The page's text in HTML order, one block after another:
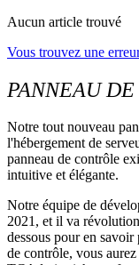
Aucun article trouvé
Vous trouvez une
PANNEAU
Notre tout nouveau
l'hébergement de
panneau de contrôle
intuitive et élégante.
Notre équipe de
2021, et il va
dessous pour en
de contrôle, vous